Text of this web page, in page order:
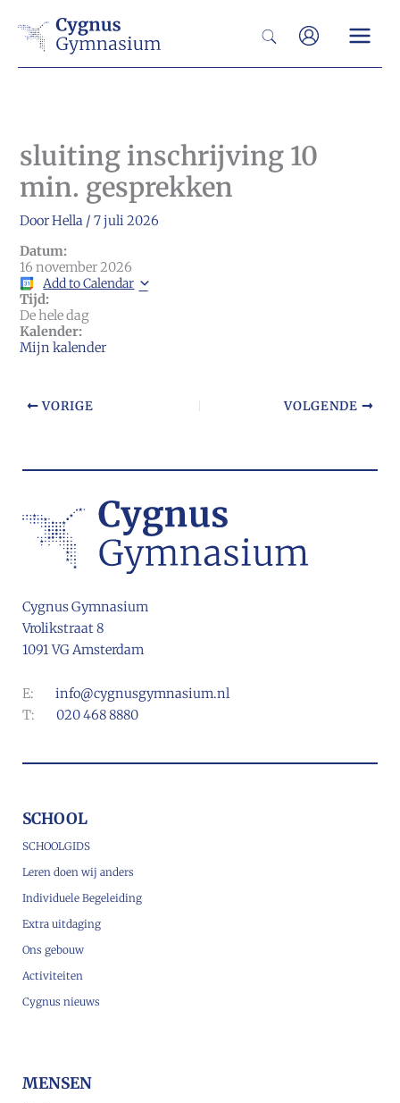
naar
Zoeken
sluiting inschrijving 10
min. gesprekken
DoorHella /7 juli 2026
Datum:
16 november 2026
Add to Calendar
Tijd:
De hele dag
Kalender:
Mijn kalender
VORIGE VOLGENDE
Cygnus Gymnasium
Vrolikstraat 8
1091 VG Amsterdam
E: info@cygnusgymnasium.nl
T: 020 468 8880
SCHOOL
SCHOOLGIDS
Leren doen wij anders
Individuele Begeleiding
Extra uitdaging
Ons gebouw
Activiteiten
Cygnus nieuws
MENSEN